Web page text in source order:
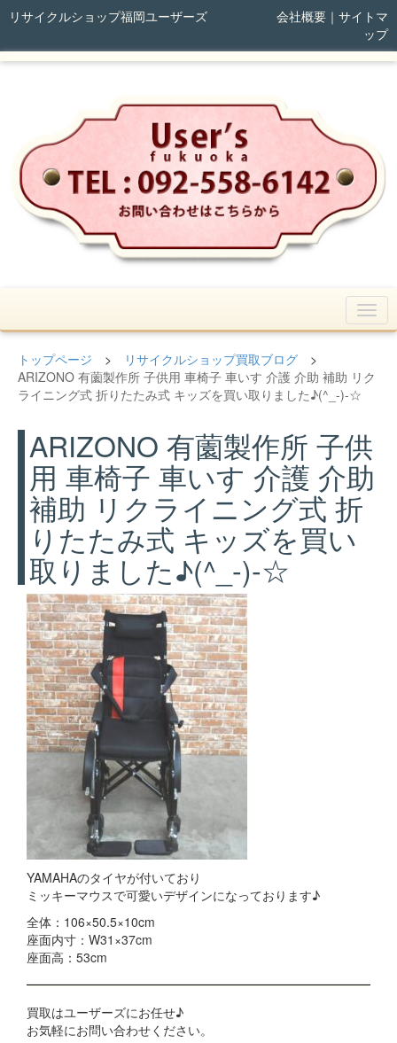
リサイクルショップ福岡ユーザーズ 会社概要｜ サイトマ
ップ
トップページ > リサイクルショップ買取ブログ >
ARIZONO 有薗製作所 子供用 車椅子 車いす 介護 介助 補助 リク
ライニング式 折りたたみ式 キッズを買い取りました♪(^_-)-☆
ARIZONO 有薗製作所 子供
用 車椅子 車いす 介護 介助
補助 リクライニング式 折
りたたみ式 キッズを買い
取りました♪(^_-)-☆
YAMAHAのタイヤが付いており
ミッキーマウスで可愛いデザインになっております♪
全体：106×50.5×10cm
座面内寸：W31×37cm
座面高：53cm
買取はユーザーズにお任せ♪
お気軽にお問い合わせください。